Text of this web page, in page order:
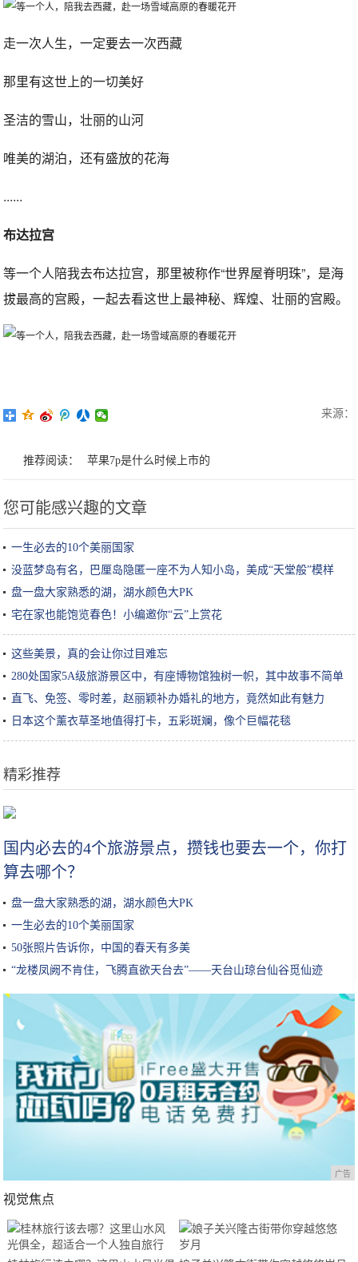
走一次人生，一定要去一次西藏
那里有这世上的一切美好
圣洁的雪山，壮丽的山河
唯美的湖泊，还有盛放的花海
......
布达拉宫
等一个人陪我去布达拉宫，那里被称作“世界屋脊明珠”，是海
拔最高的宫殿，一起去看这世上最神秘、辉煌、壮丽的宫殿。
来源：
推荐阅读： 苹果7p是什么时候上市的
您可能感兴趣的文章
一生必去的10个美丽国家
没蓝梦岛有名，巴厘岛隐匿一座不为人知小岛，美成“天堂般”模样
盘一盘大家熟悉的湖，湖水颜色大PK
宅在家也能饱览春色！小编邀你“云”上赏花
这些美景，真的会让你过目难忘
280处国家5A级旅游景区中，有座博物馆独树一帜，其中故事不简单
直飞、免签、零时差，赵丽颖补办婚礼的地方，竟然如此有魅力
日本这个薰衣草圣地值得打卡，五彩斑斓，像个巨幅花毯
精彩推荐
国内必去的4个旅游景点，攒钱也要去一个，你打
算去哪个？
盘一盘大家熟悉的湖，湖水颜色大PK
一生必去的10个美丽国家
50张照片告诉你，中国的春天有多美
“龙楼凤阙不肯住，飞腾直欲天台去”——天台山琼台仙谷觅仙迹
广告
视觉焦点